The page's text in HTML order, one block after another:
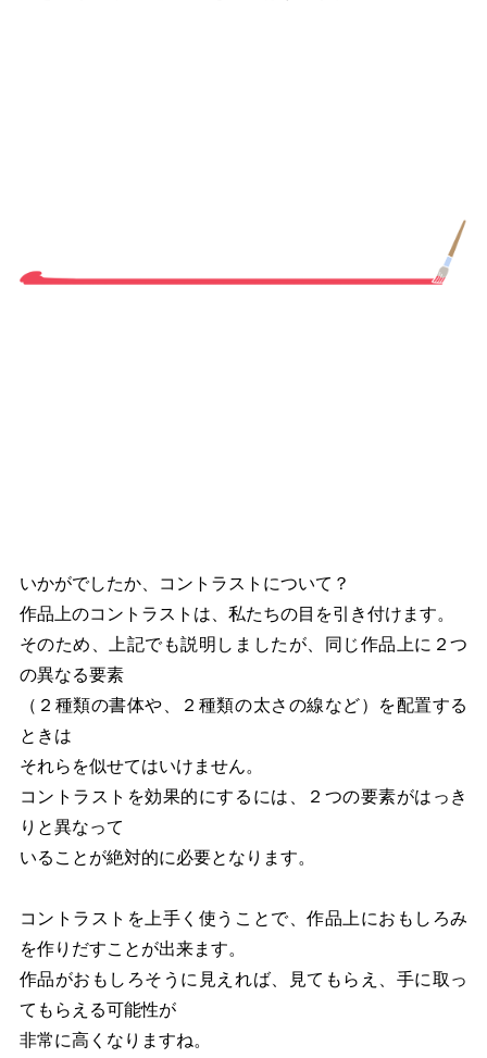
いかがでしたか、コントラストについて？
作品上のコントラストは、私たちの目を引き付けます。
そのため、上記でも説明しましたが、同じ作品上に２つ
の異なる要素
（２種類の書体や、２種類の太さの線など）を配置する
ときは
それらを似せてはいけません。
コントラストを効果的にするには、２つの要素がはっき
りと異なって
いることが絶対的に必要となります。
コントラストを上手く使うことで、作品上におもしろみ
を作りだすことが出来ます。
作品がおもしろそうに見えれば、見てもらえ、手に取っ
てもらえる可能性が
非常に高くなりますね。